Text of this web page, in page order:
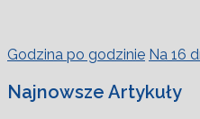
Godzina po godzinie Na 16
Najnowsze Artykuły